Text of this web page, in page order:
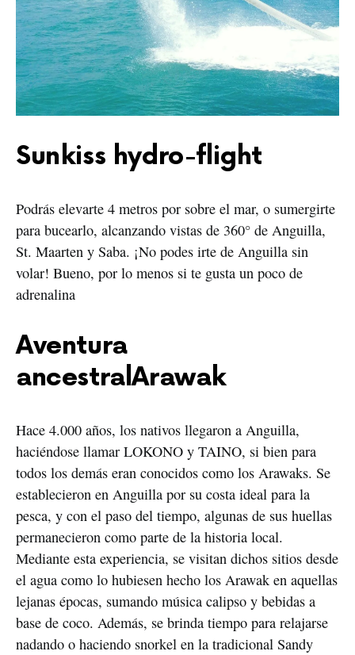
Sunkiss hydro-flight
Podrás elevarte 4 metros por sobre el mar, o sumergirte
para bucearlo, alcanzando vistas de 360° de Anguilla,
St. Maarten y Saba. ¡No podes irte de Anguilla sin
volar! Bueno, por lo menos si te gusta un poco de
adrenalina
Aventura
ancestralArawak
Hace 4.000 años, los nativos llegaron a Anguilla,
haciéndose llamar LOKONO y TAINO, si bien para
todos los demás eran conocidos como los Arawaks. Se
establecieron en Anguilla por su costa ideal para la
pesca, y con el paso del tiempo, algunas de sus huellas
permanecieron como parte de la historia local.
Mediante esta experiencia, se visitan dichos sitios desde
el agua como lo hubiesen hecho los Arawak en aquellas
lejanas épocas, sumando música calipso y bebidas a
base de coco. Además, se brinda tiempo para relajarse
nadando o haciendo snorkel en la tradicional Sandy